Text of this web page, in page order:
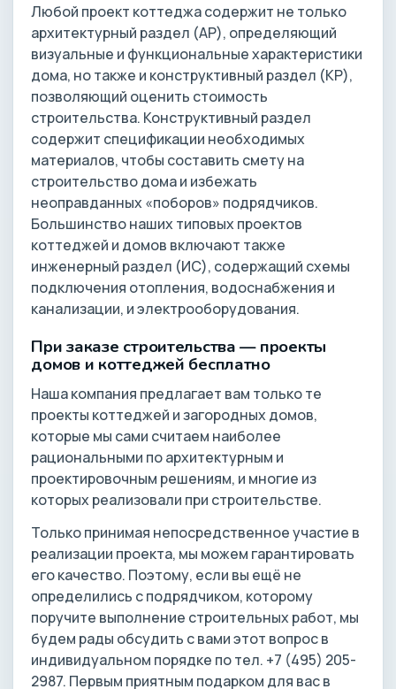
Любой проект коттеджа содержит не только
архитектурный раздел (АР), определяющий
визуальные и функциональные характеристики
дома, но также и конструктивный раздел (КР),
позволяющий оценить стоимость
строительства. Конструктивный раздел
содержит спецификации необходимых
материалов, чтобы составить смету на
строительство дома и избежать
неоправданных «поборов» подрядчиков.
Большинство наших типовых проектов
коттеджей и домов включают также
инженерный раздел (ИС), содержащий схемы
подключения отопления, водоснабжения и
канализации, и электрооборудования.
При заказе строительства — проекты
домов и коттеджей бесплатно
Наша компания предлагает вам только те
проекты коттеджей и загородных домов,
которые мы сами считаем наиболее
рациональными по архитектурным и
проектировочным решениям, и многие из
которых реализовали при строительстве.
Только принимая непосредственное участие в
реализации проекта, мы можем гарантировать
его качество. Поэтому, если вы ещё не
определились с подрядчиком, которому
поручите выполнение строительных работ, мы
будем рады обсудить с вами этот вопрос в
индивидуальном порядке по тел. +7 (495) 205-
2987. Первым приятным подарком для вас в